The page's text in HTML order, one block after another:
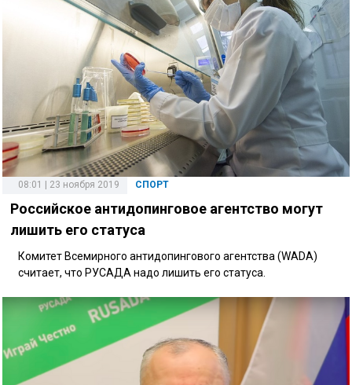
08:01 | 23 ноября 2019 СПОРТ
Российское антидопинговое агентство могут
лишить его статуса
Комитет Всемирного антидопингового агентства (WADA)
считает, что РУСАДА надо лишить его статуса.